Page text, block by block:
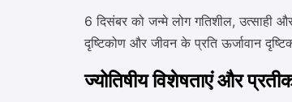
6 दिसंबर को जन्मे लोग गतिशील, उत्साही
दृष्टिकोण और जीवन के प्रति ऊर्जावान
ज्योतिषीय विशेषताएं और